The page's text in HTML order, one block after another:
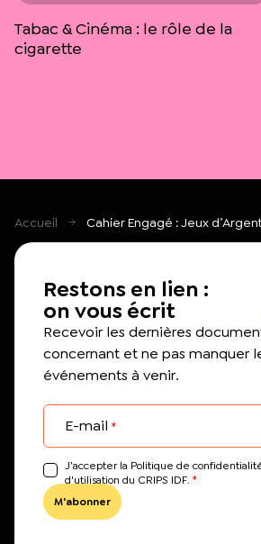
Tabac & Cinéma : le rôle de la
cigarette
Accueil Cahier Engagé : Jeux
Restons en lien :
on vous écrit
Recevoir les dernières
concernant et ne pas manquer
événements à venir.
E-mail *
J’accepter la Politique de
d'utilisation du CRIPS IDF. *